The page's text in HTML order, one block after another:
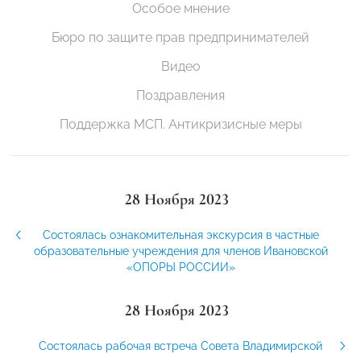
Особое мнение
Бюро по защите прав предпринимателей
Видео
Поздравления
Поддержка МСП. Антикризисные меры
28 Ноября 2023
Состоялась ознакомительная экскурсия в частные
образовательные учреждения для членов Ивановской
«ОПОРЫ РОССИИ»
28 Ноября 2023
Состоялась рабочая встреча Совета Владимирской